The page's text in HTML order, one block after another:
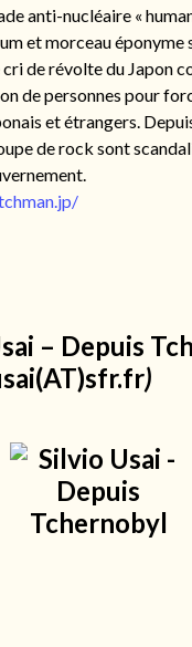
anti-nucléaire «
et morceau éponyme
de révolte du Japon
de personnes pour
et étrangers.
de rock sont
– Depuis
)